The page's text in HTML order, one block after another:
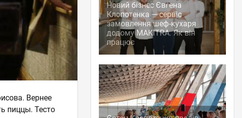
Вернее
пиццы. Тесто
Новий бізнес Євгена
Клопотенка — сервіс
замовлення шеф-кухаря
додому MAKITRA. Як він
працює